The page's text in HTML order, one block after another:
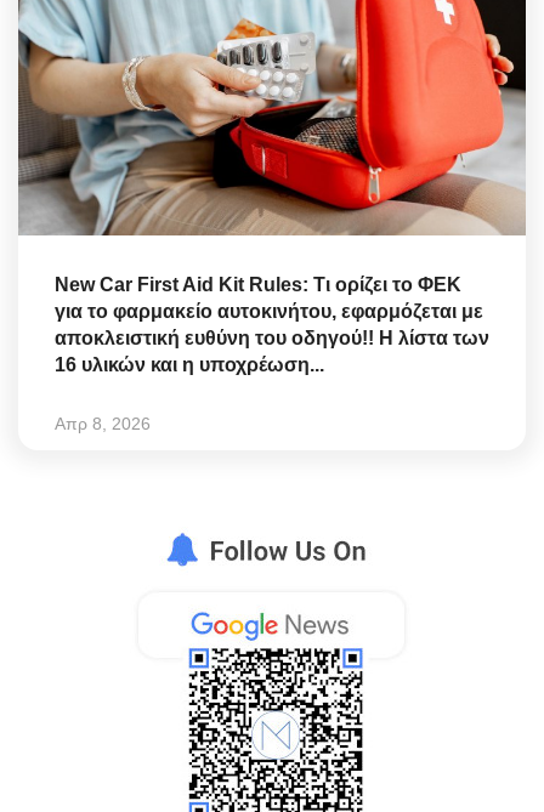
New Car First Aid Kit Rules: Τι ορίζει το ΦΕΚ
για το φαρμακείο αυτοκινήτου, εφαρμόζεται με
αποκλειστική ευθύνη του οδηγού!! Η λίστα των
16 υλικών και η υποχρέωση...
Απρ 8, 2026